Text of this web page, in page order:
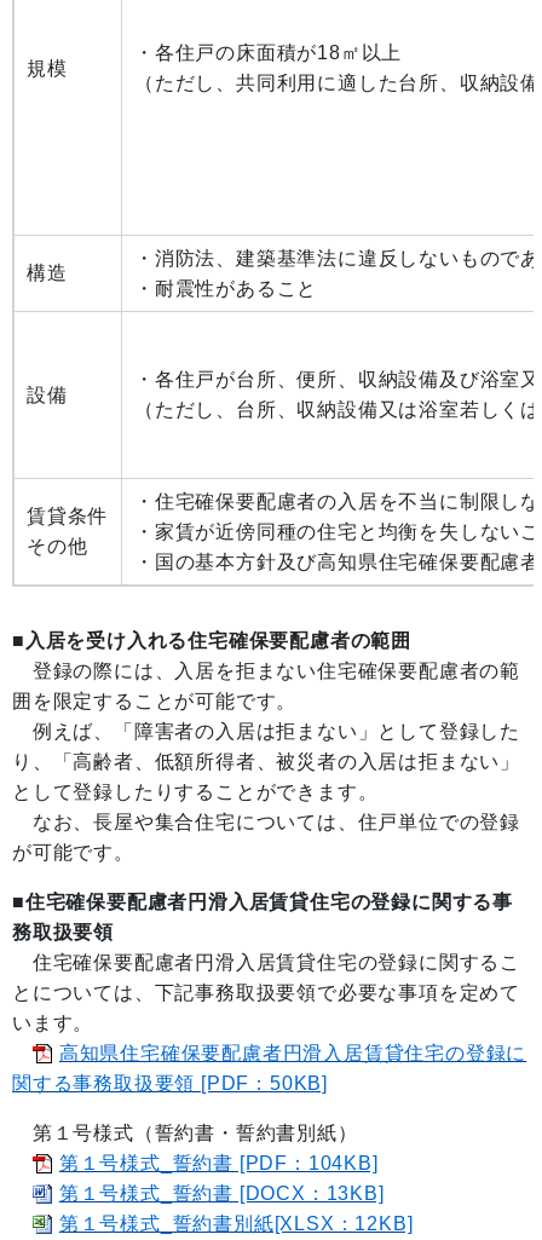
規模
・各住戸の床面積が18㎡以上
（ただし、共同利用に適した台所、収納設
構造
・消防法、建築基準法に違反しないもので
・耐震性があること
設備
・各住戸が台所、便所、収納設備及び浴室
（ただし、台所、収納設備又は浴室若しく
賃貸条件
その他
・住宅確保要配慮者の入居を不当に制限し
・家賃が近傍同種の住宅と均衡を失しない
・国の基本方針及び高知県住宅確保要配慮
■入居を受け入れる住宅確保要配慮者の範囲
登録の際には、入居を拒まない住宅確保要配慮者の範
囲を限定することが可能です。
例えば、「障害者の入居は拒まない」として登録した
り、「高齢者、低額所得者、被災者の入居は拒まない」
として登録したりすることができます。
なお、長屋や集合住宅については、住戸単位での登録
が可能です。
■住宅確保要配慮者円滑入居賃貸住宅の登録に関する事
務取扱要領
住宅確保要配慮者円滑入居賃貸住宅の登録に関するこ
とについては、下記事務取扱要領で必要な事項を定めて
います。
高知県住宅確保要配慮者円滑入居賃貸住宅の登録に
関する事務取扱要領 [PDF：50KB]
第１号様式（誓約書・誓約書別紙）
第１号様式_誓約書 [PDF：104KB]
第１号様式_誓約書 [DOCX：13KB]
第１号様式_誓約書別紙[XLSX：12KB]